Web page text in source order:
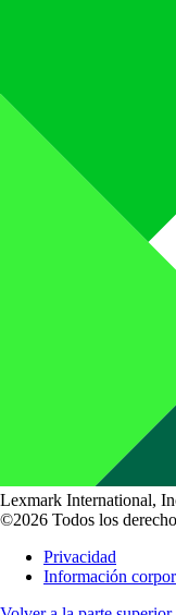
Lexmark International,
©2026 Todos los
Privacidad
Información